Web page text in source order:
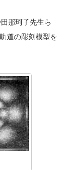
那珂子先生ら
道の彫刻模型を